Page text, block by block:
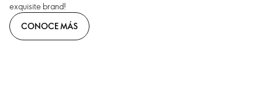
exquisite brand!
CONOCE MÁS